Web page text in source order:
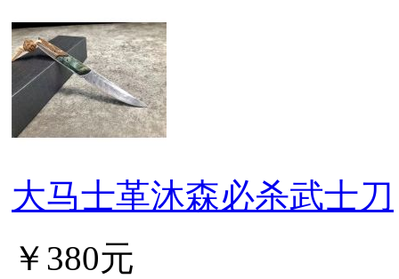
大马士革沐森必杀武士刀
￥380元